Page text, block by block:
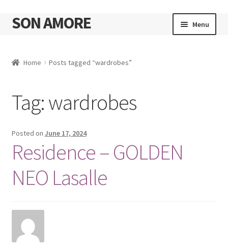
Skip
to
Skip
to
SON AMORE Menu
Home Posts tagged “wardrobes”
Tag:wardrobes
Posted on June 17, 2024
Residence – GOLDEN
NEO Lasalle